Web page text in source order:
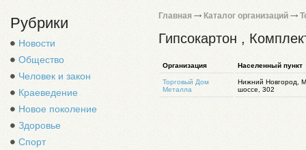
Рубрики
Новости
Общество
Человек и закон
Краеведение
Новое поколение
Здоровье
Спорт
Главная Каталог организаций
Гипсокартон ,
Организация Населенный пункт
Торговый Дом
Металла
Нижний Новгород,
шоссе, 302